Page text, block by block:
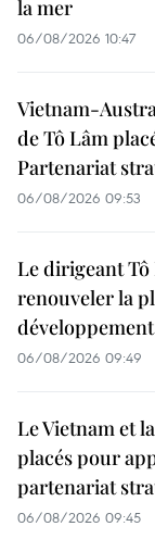
la mer
06/08/2026 10:47
Vietnam-
de Tô Lâm
Partenariat
06/08/2026 09:53
Le dirigeant Tô
renouveler la
06/08/2026 09:49
Le Vietnam et
placés pour
partenariat
06/08/2026 09:45